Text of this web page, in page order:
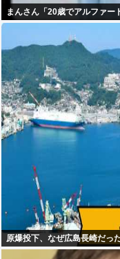
まんさん「20歳でアルファー
原爆投下、なぜ広島長崎だっ